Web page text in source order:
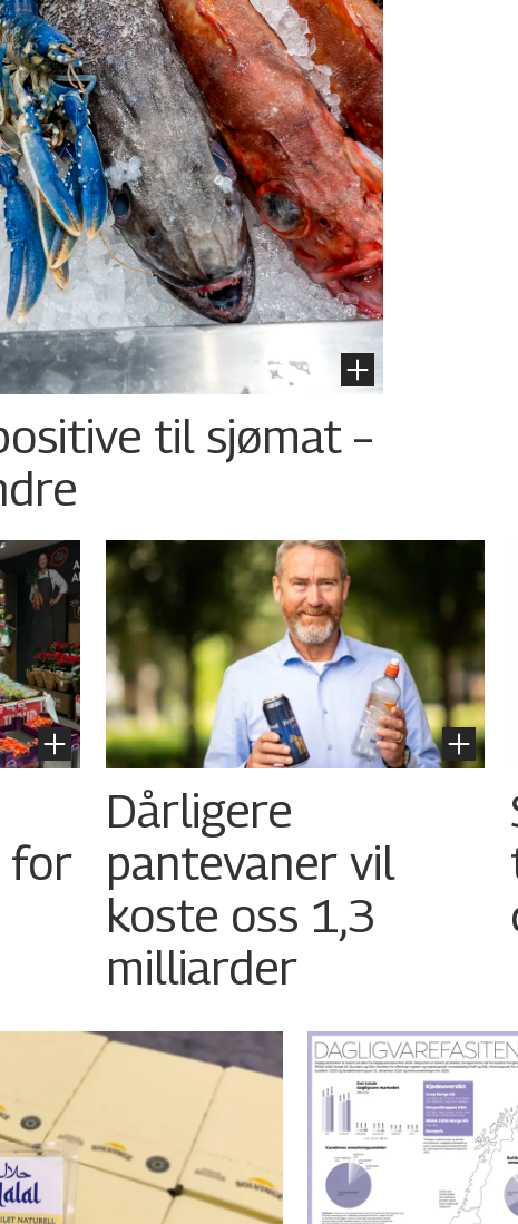
til sjømat –
for
Dårligere
pantevaner vil
koste oss 1,3
milliarder